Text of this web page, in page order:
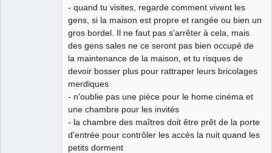
- quand tu visites, regarde comment vivent les
gens, si la maison est propre et rangée ou bien un
gros bordel. Il ne faut pas s'arrêter à cela, mais
des gens sales ne ce seront pas bien occupé de
la maintenance de la maison, et tu risques de
devoir bosser plus pour rattraper leurs bricolages
merdiques
- n'oublie pas une pièce pour le home cinéma et
une chambre pour les invités
- la chambre des maîtres doit être prêt de la porte
d'entrée pour contrôler les accès la nuit quand les
petits dorment